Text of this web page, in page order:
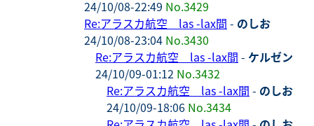
24/10/08-22:49 No.3429
Re:アラスカ航空 las -lax間 - のしお
24/10/08-23:04 No.3430
Re:アラスカ航空 las -lax間 - ケルゼン
24/10/09-01:12 No.3432
Re:アラスカ航空 las -lax間 - のしお
24/10/09-18:06 No.3434